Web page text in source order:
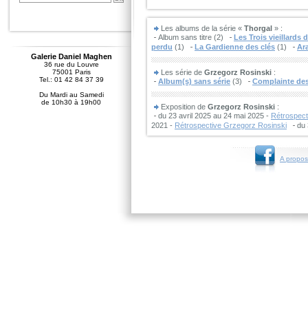
Les albums de la série « Thorgal » :
Album sans titre (2)
Les Trois vieillards
perdu (1) La Gardienne des clés (1)
Les série de Grzegorz Rosinski :
Album(s) sans série (3) Complainte
Exposition de Grzegorz Rosinski :
du 23 avril 2025 au 24 mai 2025 -
2021 - Rétrospective Grzegorz Rosinski du
A
Galerie Daniel Maghen
36 rue du Louvre
75001 Paris
Tel.: 01 42 84 37 39
Du Mardi au Samedi
de 10h30 à 19h00